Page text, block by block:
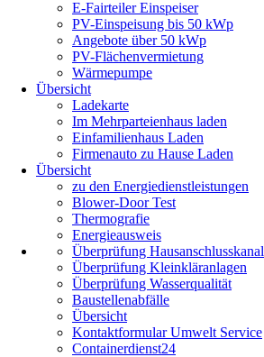
E-Fairteiler Einspeiser
PV-Einspeisung bis 50 kWp
Angebote über 50 kWp
PV-Flächenvermietung
Wärmepumpe
Übersicht
Ladekarte
Im Mehrparteienhaus laden
Einfamilienhaus Laden
Firmenauto zu Hause Laden
Übersicht
zu den Energiedienstleistungen
Blower-Door Test
Thermografie
Energieausweis
Überprüfung Hausanschlusskanal
Überprüfung Kleinkläranlagen
Überprüfung Wasserqualität
Baustellenabfälle
Übersicht
Kontaktformular Umwelt Service
Containerdienst24